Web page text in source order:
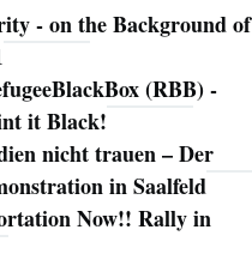
- on the Background of
(RBB) -
it Black!
nicht trauen – Der
in Saalfeld
Now!! Rally in